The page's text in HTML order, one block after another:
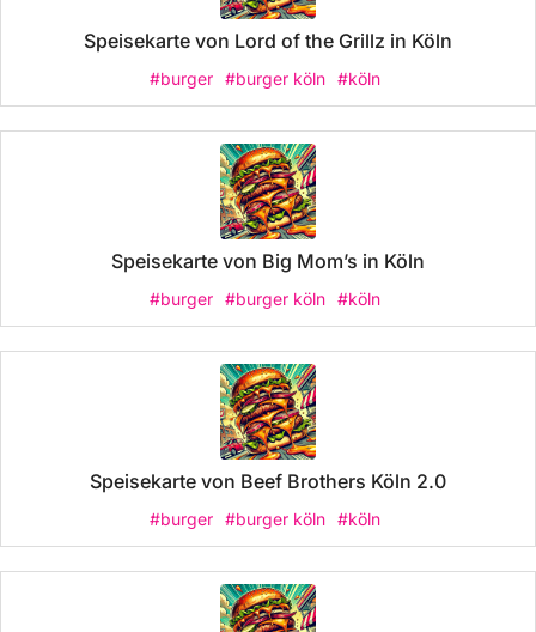
Speisekarte von Lord of the Grillz in Köln
#burger #burger köln #köln
Speisekarte von Big Mom’s in Köln
#burger #burger köln #köln
Speisekarte von Beef Brothers Köln 2.0
#burger #burger köln #köln